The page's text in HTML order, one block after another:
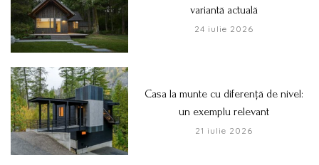
variantă actuală
24 iulie 2026
Casa la munte cu diferență de nivel:
un exemplu relevant
21 iulie 2026